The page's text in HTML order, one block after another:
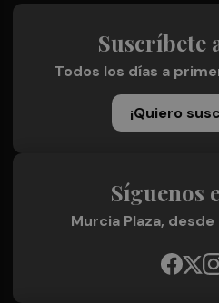
Suscríbete
Todos los días a
¡Quiero
Síguenos
Murcia Plaza,